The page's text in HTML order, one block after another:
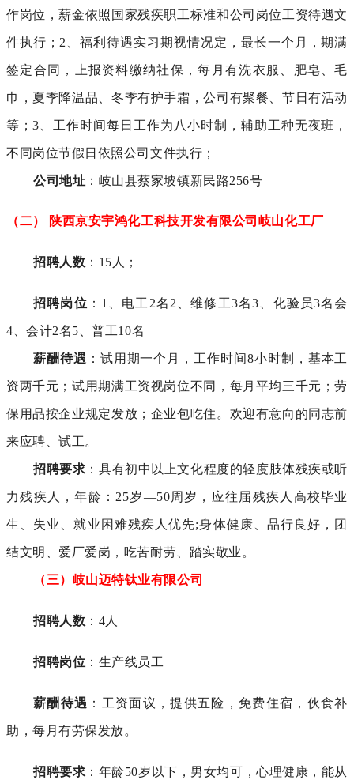
作岗位，薪金依照国家残疾职工标准和公司岗位工资待遇文
件执行；2、福利待遇实习期视情况定，最长一个月，期满
签定合同，上报资料缴纳社保，每月有洗衣服、肥皂、毛
巾，夏季降温品、冬季有护手霜，公司有聚餐、节日有活动
等；3、工作时间每日工作为八小时制，辅助工种无夜班，
不同岗位节假日依照公司文件执行；
公司地址 ：岐山县蔡家坡镇新民路256号
（二） 陕西京安宇鸿化工科技开发有限公司岐山化工厂
招聘人数 ：15人；
招聘岗位 ：1、电工2名2、维修工3名3、化验员3名会
4、会计2名5、普工10名
薪酬待遇 ：试用期一个月，工作时间8小时制，基本工
资两千元；试用期满工资视岗位不同，每月平均三千元；劳
保用品按企业规定发放；企业包吃住。欢迎有意向的同志前
来应聘、试工。
招聘要求 ：具有初中以上文化程度的轻度肢体残疾或听
力残疾人，年龄：25岁—50周岁，应往届残疾人高校毕业
生、失业、就业困难残疾人优先;身体健康、品行良好，团
结文明、爱厂爱岗，吃苦耐劳、踏实敬业。
（三）岐山迈特钛业有限公司
招聘人数 ：4人
招聘岗位 ：生产线员工
薪酬待遇 ：工资面议，提供五险，免费住宿，伙食补
助，每月有劳保发放。
招聘要求 ：年龄50岁以下，男女均可，心理健康，能从